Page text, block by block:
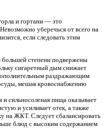
и гортани — это
уберечься от всего на
если следовать этим
большей степени подвержены
сигаретный дым снижает
раздражающим
мешая кровоснабжению
и сильносоленая пища оказывает
и усиливает отек, а также
на ЖКТ. Следует сбалансировать
блюд с высоким содержанием